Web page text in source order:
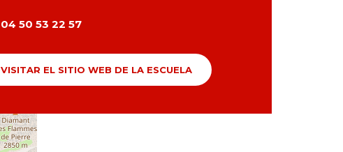
04 50 53 22 57
VISITAR EL SITIO WEB DE LA ESCUELA